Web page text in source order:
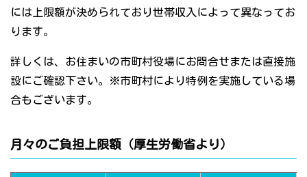
には上限額が決められており世帯収入によって異なってお
ります。
詳しくは、お住まいの市町村役場にお問合せまたは直接施
設にご確認下さい。※市町村により特例を実施している場
合もございます。
月々のご負担上限額（厚生労働省より）